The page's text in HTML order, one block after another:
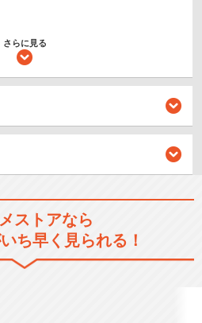
さらに見る
ストアなら
ち早く見られる！